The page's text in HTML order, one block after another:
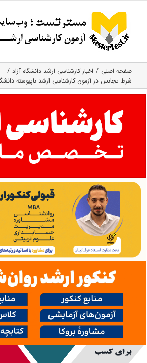
content
صفحه اصلی
اخبار کارشناسی ارشد دانشگاه آزاد
شرط تجانس در آزمون کارشناسی ارشد ناپیوسته